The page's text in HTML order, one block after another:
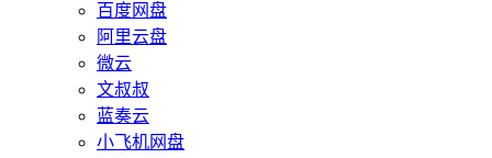
百度网盘
阿里云盘
微云
文叔叔
蓝奏云
小飞机网盘